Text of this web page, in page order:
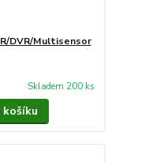
DVR/Multisensor
Skladem 200 ks